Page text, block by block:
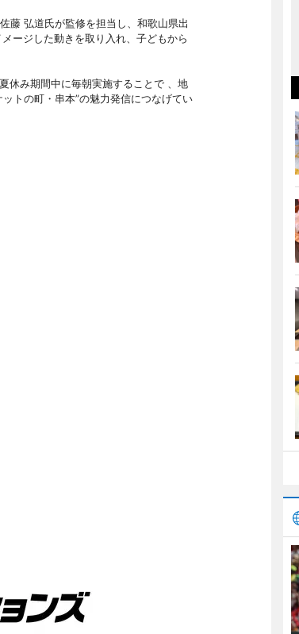
藤 弘道氏が監修を担当し、和歌山県出
ージした動きを取り入れ、子どもから
休み期間中に毎朝実施することで 、地
トの町・串本”の魅力発信につなげてい